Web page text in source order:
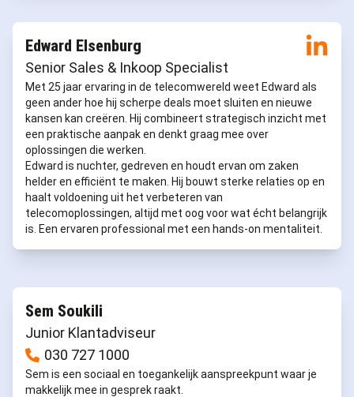
Edward Elsenburg
Senior Sales & Inkoop Specialist
Met 25 jaar ervaring in de telecomwereld weet Edward als
geen ander hoe hij scherpe deals moet sluiten en nieuwe
kansen kan creëren. Hij combineert strategisch inzicht met
een praktische aanpak en denkt graag mee over
oplossingen die werken.
Edward is nuchter, gedreven en houdt ervan om zaken
helder en efficiënt te maken. Hij bouwt sterke relaties op en
haalt voldoening uit het verbeteren van
telecomoplossingen, altijd met oog voor wat écht belangrijk
is. Een ervaren professional met een hands-on mentaliteit.
Sem Soukili
Junior Klantadviseur
030 727 1000
Sem is een sociaal en toegankelijk aanspreekpunt waar je
makkelijk mee in gesprek raakt.